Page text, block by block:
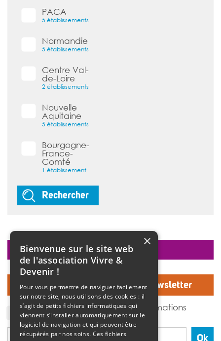
PACA
5 établissements
Normandie
5 établissements
Centre Val-
de-Loire
2 établissements
Nouvelle
Aquitaine
5 établissements
Bourgogne-
France-
Comté
1 établissement
Rechercher
Inscrivez-vous à notre Newsletter
J'accepte de recevoir des informations
de l'association Vivre et devenir.
Ok
faire un don
×
Bienvenue sur le site web
de l'association Vivre &
Devenir !
Pour vous permettre de naviguer facilement
sur notre site, nous utilisons des cookies : il
s’agit de petits fichiers informatiques qui
viennent s’installer automatiquement sur le
logiciel de navigation et qui peuvent être
récupérés par nos soins. Ces fichiers